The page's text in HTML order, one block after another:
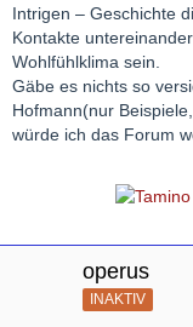
Intrigen – Geschichte
Kontakte
Wohlfühlklima sein.
Gäbe es nichts so
Hofmann(nur
würde ich das Forum
operus
INAKTIV